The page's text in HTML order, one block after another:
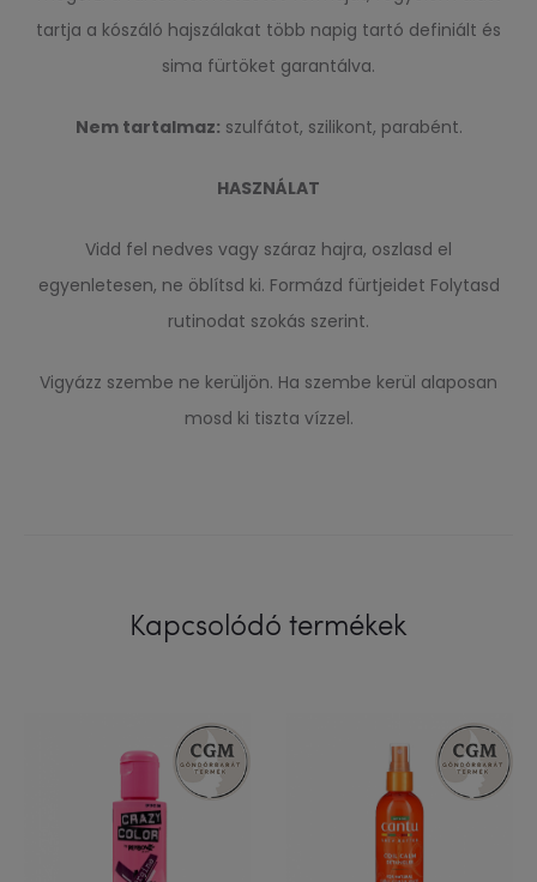
tartja a kószáló hajszálakat több napig tartó definiált és
sima fürtöket garantálva.
Nem tartalmaz: szulfátot, szilikont, parabént.
HASZNÁLAT
Vidd fel nedves vagy száraz hajra, oszlasd el
egyenletesen, ne öblítsd ki. Formázd fürtjeidet Folytasd
rutinodat szokás szerint.
Vigyázz szembe ne kerüljön. Ha szembe kerül alaposan
mosd ki tiszta vízzel.
Kapcsolódó termékek